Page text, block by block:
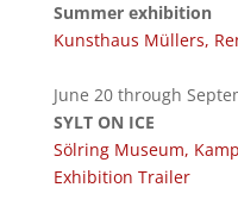
Summer exhibition
Kunsthaus Müllers,
June 20 through
SYLT ON ICE
Sölring Museum,
Exhibition Trailer